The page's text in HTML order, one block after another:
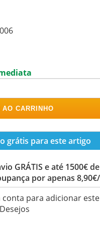
CARRINHO
grátis para este artigo
GRÁTIS e até 1500€ de
por apenas
conta para adicionar